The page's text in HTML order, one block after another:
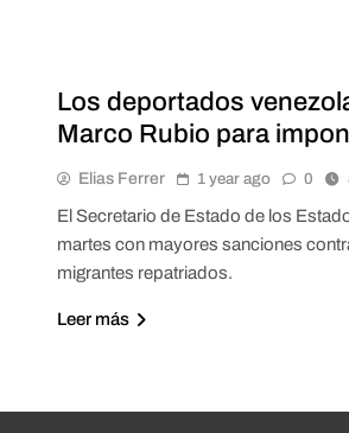
Los deportados
Marco Rubio para
Elias Ferrer 1 year ago 0
El Secretario de Estado de los
martes con mayores sanciones
migrantes repatriados.
Leer más